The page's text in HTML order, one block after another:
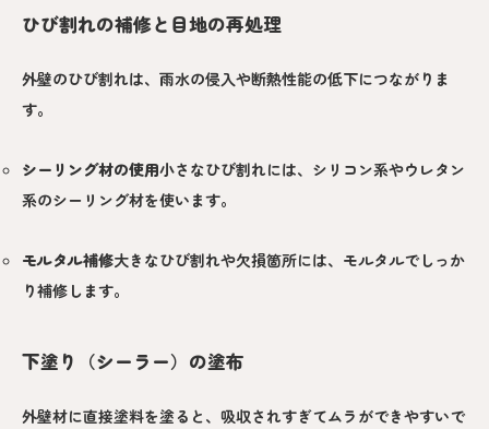
ひび割れの補修と目地の再処理
外壁のひび割れは、雨水の侵入や断熱性能の低下につながりま
す。
シーリング材の使用小さなひび割れには、シリコン系やウレタン
系のシーリング材を使います。
モルタル補修大きなひび割れや欠損箇所には、モルタルでしっか
り補修します。
下塗り（シーラー）の塗布
外壁材に直接塗料を塗ると、吸収されすぎてムラができやすいで